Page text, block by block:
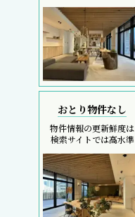
おとり物件なし
物件情報の更新鮮度は
検索サイトでは高水準